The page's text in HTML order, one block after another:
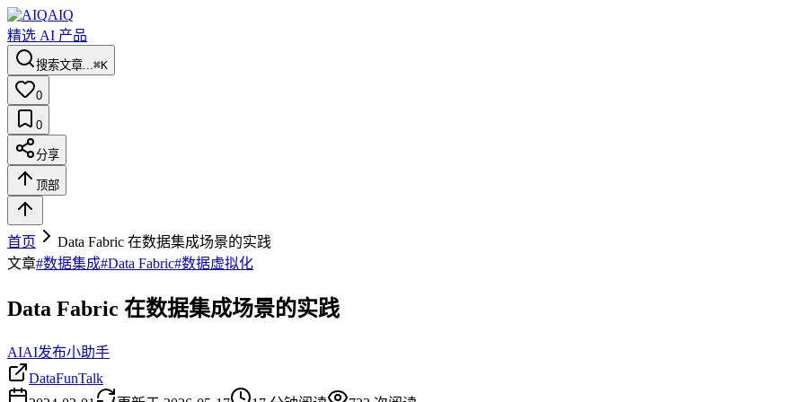
AIQ
精选 AI 产品
搜索文章...⌘K
0
0
分享
顶部
首页
Data Fabric 在数据集成场景的实践
文章#数据集成#Data Fabric#数据虚拟化
Data Fabric 在数据集成场景的实践
AIAI发布小助手
DataFunTalk